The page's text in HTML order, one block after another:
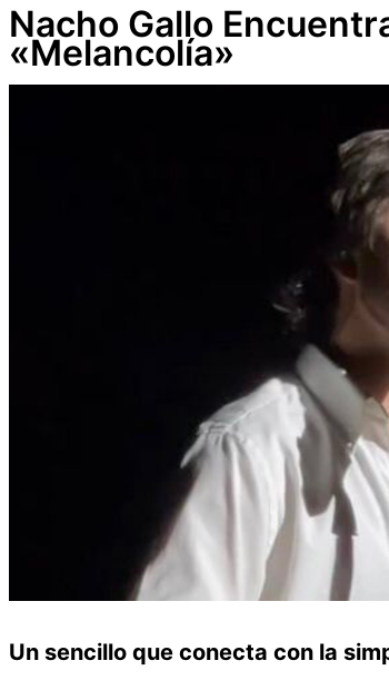
Nacho Gallo
«Melancolía»
Un sencillo que conecta con la